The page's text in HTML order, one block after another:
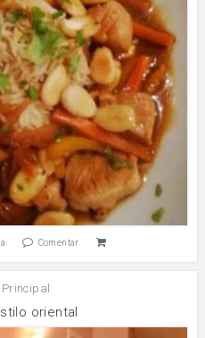
Comentar
oriental